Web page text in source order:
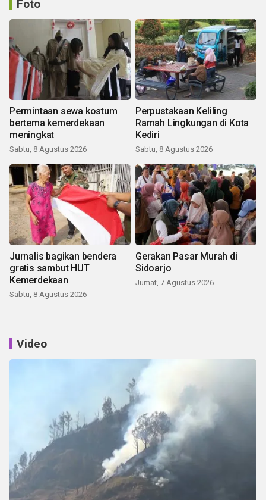
Foto
Permintaan sewa kostum
bertema kemerdekaan
meningkat
Sabtu, 8 Agustus 2026
Perpustakaan Keliling
Ramah Lingkungan di Kota
Kediri
Sabtu, 8 Agustus 2026
Jurnalis bagikan bendera
gratis sambut HUT
Kemerdekaan
Sabtu, 8 Agustus 2026
Gerakan Pasar Murah di
Sidoarjo
Jumat, 7 Agustus 2026
Video